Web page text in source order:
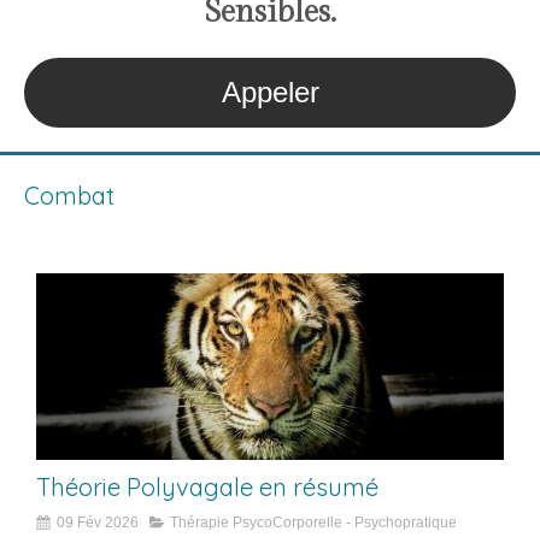
Sensibles.
Appeler
Combat
Théorie Polyvagale en résumé
09 Fév 2026 Thérapie PsycoCorporelle - Psychopratique